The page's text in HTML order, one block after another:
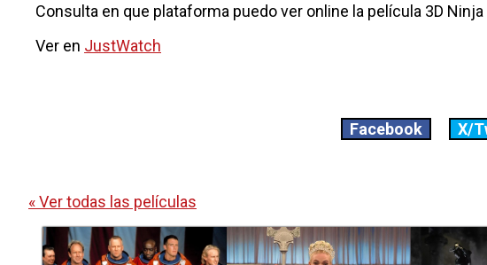
Consulta en que plataforma puedo ver online la película 3D
Ver en JustWatch
Facebook X/
« Ver todas las películas